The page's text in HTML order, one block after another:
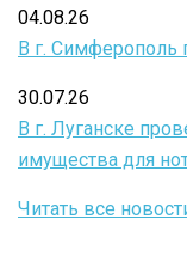
04.08.26
В г. Симферополь
30.07.26
В г. Луганске
имущества для
Читать все